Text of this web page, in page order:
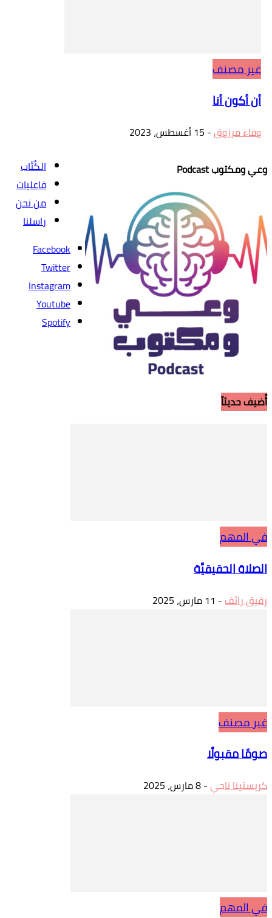
غير مصنف
أن أكون أنا
وفاء مرزوق- 15 أغسطس، 2023
وعي ومكتوب Podcast
أُضيف حديثاً
في المهم
الصلاة الحقيقيَّة
رفيق رائف- 11 مارس، 2025
غير مصنف
صومًا مقبولًا
كريستينا ناجي-8 مارس، 2025
في المهم
الكُتّاب
فاعليات
من نحن
راسلنا
Facebook
Twitter
Instagram
Youtube
Spotify